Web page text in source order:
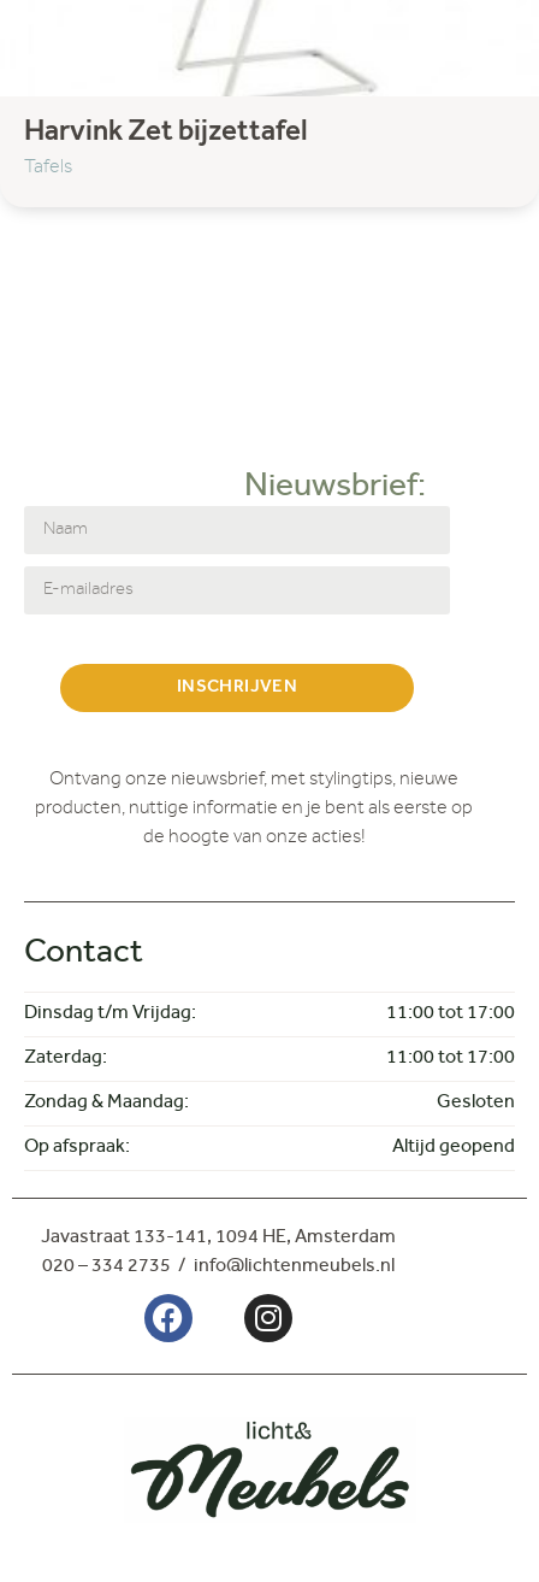
Harvink Zet bijzettafel
Tafels
Nieuwsbrief:
INSCHRIJVEN
Ontvang onze nieuwsbrief, met stylingtips, nieuwe
producten, nuttige informatie en je bent als eerste op
de hoogte van onze acties!
Contact
Dinsdag t/m Vrijdag: 11:00 tot 17:00
Zaterdag: 11:00 tot 17:00
Zondag & Maandag: Gesloten
Op afspraak: Altijd geopend
Javastraat 133-141, 1094 HE, Amsterdam
020 – 334 2735 / info@lichtenmeubels.nl